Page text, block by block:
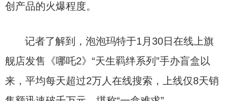
创产品的火爆程度。
记者了解到，泡泡玛特于1月30日在线上旗
舰店发售《哪吒2》“天生羁绊系列”手办盲盒以
来，平均每天超过2万人在线搜索，上线仅8天销